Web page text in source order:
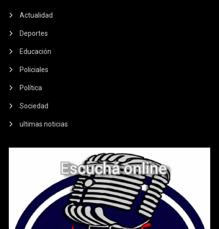
Actualidad
Deportes
Educación
Policiales
Política
Sociedad
ultimas noticias